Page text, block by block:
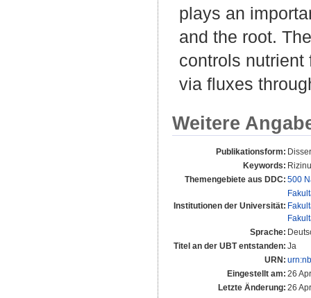
plays an
and the root.
controls
via fluxes
Weitere
Publikationsform:
Keywords:
Themengebiete aus DDC: 500
Institutionen der Universität:
Sprache:
Titel an der UBT entstanden: Ja
URN:
Eingestellt am: 26
Letzte Änderung: 26